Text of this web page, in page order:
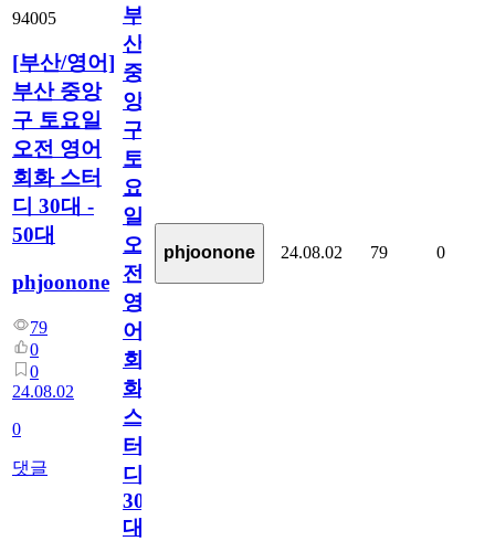
94005
[부산/영어]
부산 중앙
구 토요일
오전 영어
회화 스터
디 30대 -
50대
phjoonone
79
0
0
24.08.02
0
댓글
부
산
중
앙
구
토
요
일
오
전
영
어
회
화
스
터
디
30
대
phjoonone 24.08.02 79 0